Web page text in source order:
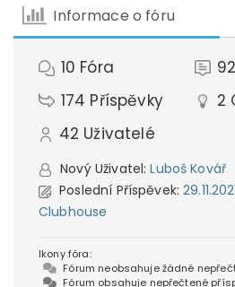
Informace o fóru
10 Fóra 92
174 Příspěvky 2
42 Uživatelé
Nový Uživatel:Luboš Kovář
Poslední Příspěvek:
Clubhouse
Ikony fóra:
Fórum neobsahuje žádné
Fórum obsahuje nepřečtené